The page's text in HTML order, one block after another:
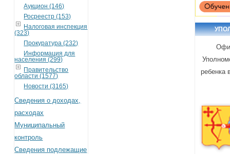
Аукцион (146)
Росреестр (153)
Налоговая инспекция
(323)
Прокуратура (232)
Информация для
населения (299)
Правительство
области (1577)
Новости (3165)
Сведения о доходах,
расходах
Муниципальный
контроль
Сведения подлежащие
ребенка